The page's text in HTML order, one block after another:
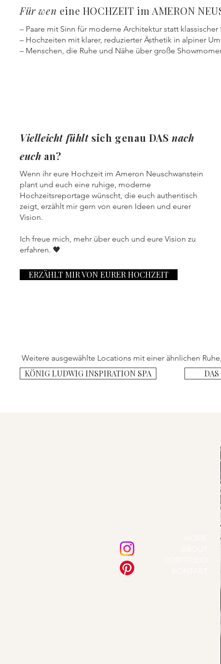
Für wen eine HOCHZEIT im AMERON
– Paare mit Sinn für moderne Architektur statt
– Hochzeiten mit klarer, reduzierter Ästhetik in alpiner
– Menschen, die Ruhe und Nähe über große
Vielleicht fühlt sich genau DASnach
euch an?
Wenn ihr eure Hochzeit im Ameron Neuschwanstein
plant und euch eine ruhige, moderne
Hochzeitsreportage wünscht, die euch authentisch
zeigt, erzählt mir gern von euren Ideen und eurer
Vision.
Ich freue mich, mehr über euch und eure Vision zu
erfahren. 🖤
ERZÄHLT MIR VON EURER HOCHZEIT
Weitere ausgewählte Locations mit einer ähnlichen
KÖNIG LUDWIG INSPIRATION SPA